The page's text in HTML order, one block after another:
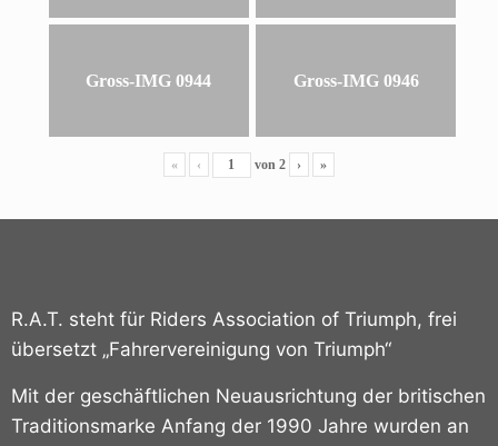
Gross-IMG 0944 Gross-IMG 0946
« ‹ von 2 › »
R.A.T. steht für Riders Association of Triumph, frei
übersetzt „Fahrervereinigung von Triumph“
Mit der geschäftlichen Neuausrichtung der britischen
Traditionsmarke Anfang der 1990 Jahre wurden an